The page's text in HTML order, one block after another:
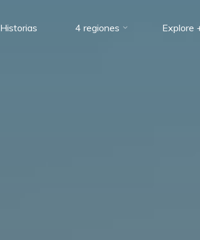
Historias 4 regiones Explore